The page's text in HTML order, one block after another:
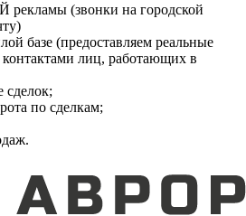
(звонки на городской
базе (предоставляем реальные
лиц, работающих в
сделок;
по сделкам;